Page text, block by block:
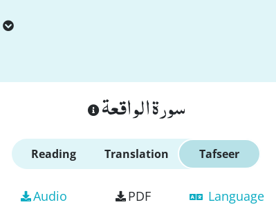
سورة الواقعة
Reading Translation Tafseer
Audio PDF Language